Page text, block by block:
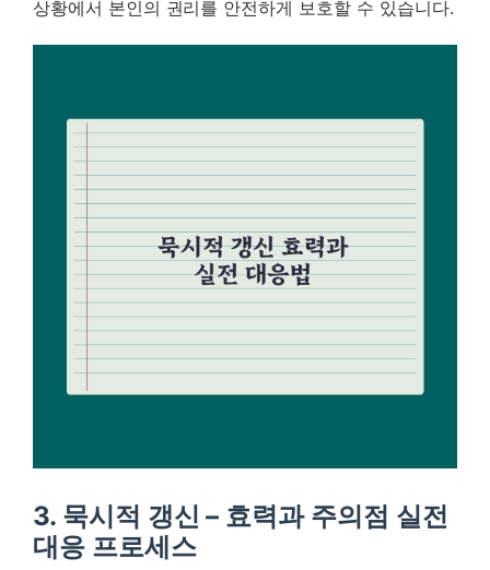
상황에서 본인의 권리를 안전하게 보호할 수 있습니다.
3. 묵시적 갱신 – 효력과 주의점 실전
대응 프로세스